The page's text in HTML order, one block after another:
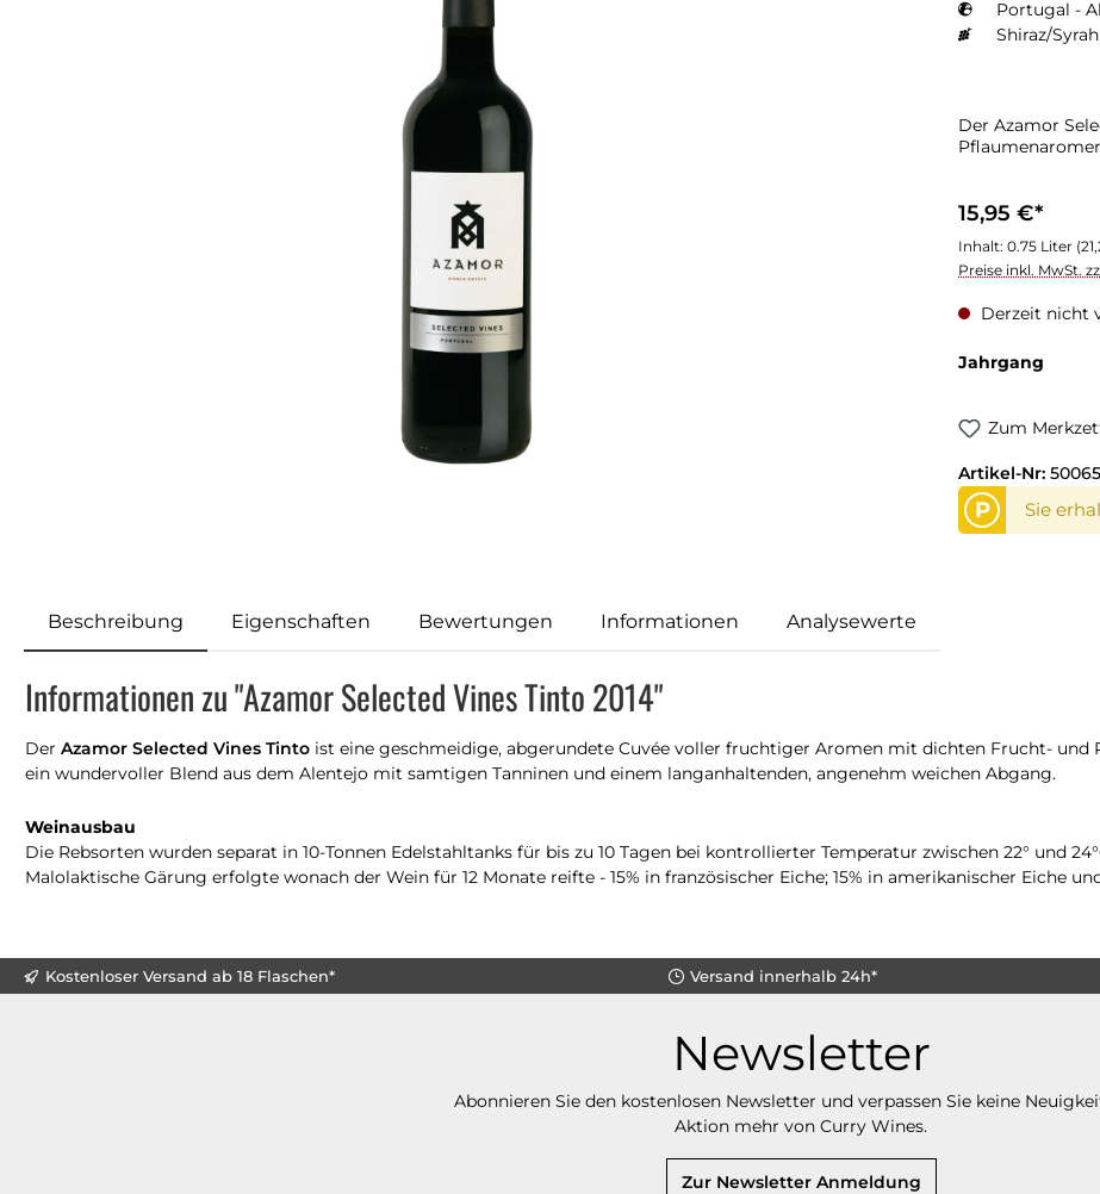
Portugal -
Shiraz/
Der Azamor
15,95 €*
Inhalt: 0.75 Liter
Preise inkl. MwSt.
Derzeit nicht
Jahrgang
Zum
Artikel-Nr:
P Sie
Beschreibung Eigenschaften Bewertungen Informationen Analysewerte
Informationen zu "Azamor Selected Vines Tinto 2014"
Der Azamor Selected Vines Tinto ist eine geschmeidige, abgerundete Cuvée voller fruchtiger Aromen mit dichten Frucht- und
ein wundervoller Blend aus dem Alentejo mit samtigen Tanninen und einem langanhaltenden, angenehm weichen Abgang.
Weinausbau
Die Rebsorten wurden separat in 10-Tonnen Edelstahltanks für bis zu 10 Tagen bei kontrollierter Temperatur zwischen 22° und
Malolaktische Gärung erfolgte wonach der Wein für 12 Monate reifte - 15% in französischer Eiche; 15% in amerikanischer Eiche
Kostenloser Versand ab 18 Flaschen* Versand innerhalb 24h*
Newsletter
Abonnieren Sie den kostenlosen Newsletter und verpassen Sie keine
Aktion mehr von Curry Wines.
Zur Newsletter Anmeldung